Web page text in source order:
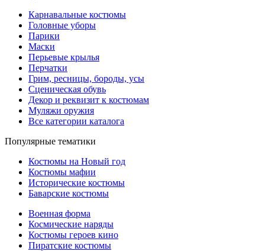
Карнавальные костюмы
Головные уборы
Парики
Маски
Перьевые крылья
Перчатки
Грим, ресницы, бороды, усы
Сценическая обувь
Декор и реквизит к костюмам
Муляжи оружия
Все категории каталога
Популярные тематики
Костюмы на Новый год
Костюмы мафии
Исторические костюмы
Баварские костюмы
Военная форма
Космические наряды
Костюмы героев кино
Пиратские костюмы